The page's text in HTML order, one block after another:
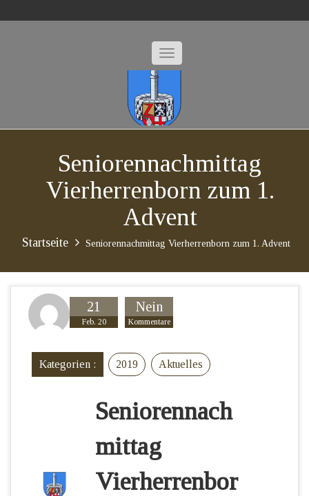
Seniorennachmittag
Vierherrenborn zum 1.
Advent
Startseite Seniorennachmittag Vierherrenborn zum 1. Advent
21
Feb. 20
Nein
Kommentare
Kategorien : 2019 Aktuelles
Seniorennach
mittag
Vierherrenbor